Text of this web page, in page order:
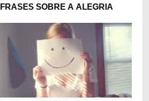
FRASES SOBRE A ALEGRIA